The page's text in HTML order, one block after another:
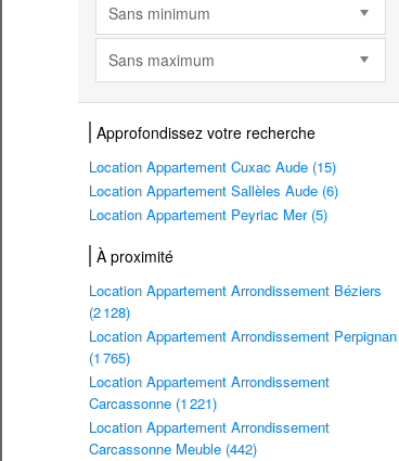
Sans minimum
Sans maximum
Approfondissez votre recherche
Location Appartement Cuxac Aude (15)
Location Appartement Sallèles Aude (6)
Location Appartement Peyriac Mer (5)
À proximité
Location Appartement Arrondissement Béziers
(2 128)
Location Appartement Arrondissement Perpignan
(1 765)
Location Appartement Arrondissement
Carcassonne (1 221)
Location Appartement Arrondissement
Carcassonne Meuble (442)